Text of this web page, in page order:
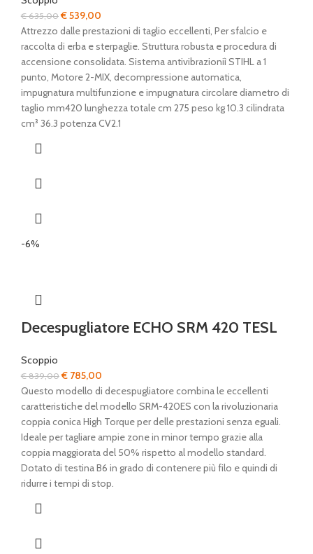
€635,00Il
prezzo
originale
era:
€ 635,00.
€539,00
prezzo
attuale
è:
€ 539,00.
Attrezzo dalle prestazioni di taglio eccellenti, Per sfalcio e
raccolta di erba e sterpaglie. Struttura robusta e procedura di
accensione consolidata. Sistema antivibrazioniì STIHL a 1
punto, Motore 2-MIX, decompressione automatica,
impugnatura multifunzione e impugnatura circolare diametro di
taglio mm420 lunghezza totale cm 275 peso kg 10.3 cilindrata
cm³ 36.3 potenza CV2.1
-6%
Decespugliatore ECHO SRM 420 TESL
Scoppio
€839,00Il
prezzo
originale
era:
€ 839,00.
€ 785,00
prezzo
attuale
è:
€ 785,00.
Questo modello di decespugliatore combina le eccellenti
caratteristiche del modello SRM-420ES con la rivoluzionaria
coppia conica High Torque per delle prestazioni senza eguali.
Ideale per tagliare ampie zone in minor tempo grazie alla
coppia maggiorata del 50% rispetto al modello standard.
Dotato di testina B6 in grado di contenere più filo e quindi di
ridurre i tempi di stop.